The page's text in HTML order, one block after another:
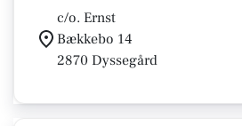
c/o. Ernst
Bækkebo 14
2870 Dyssegård